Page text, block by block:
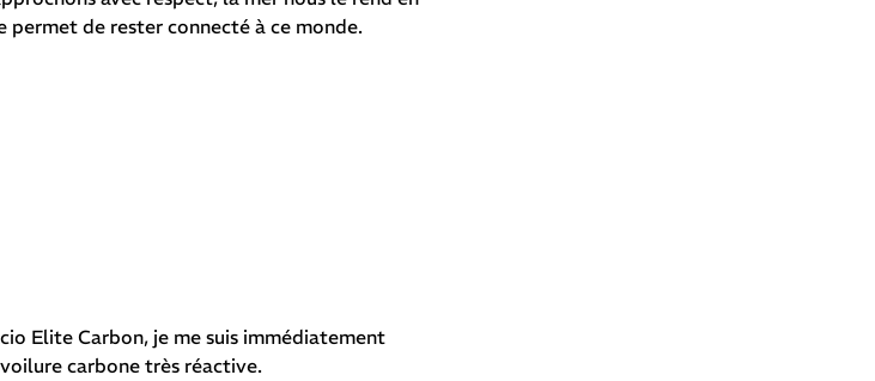
permet de rester connecté à ce monde.
Elite Carbon, je me suis immédiatement
carbone très réactive.